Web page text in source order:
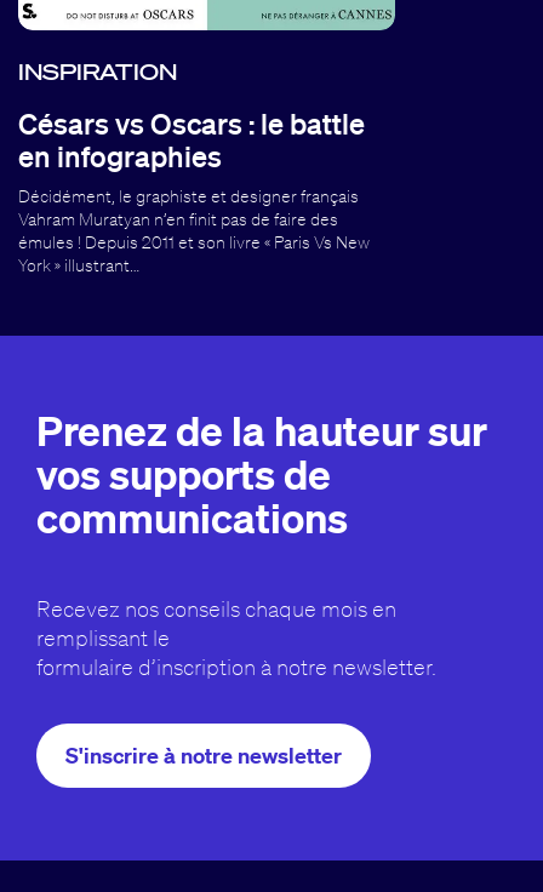
INSPIRATION
Césars vs Oscars : le battle
en infographies
Décidément, le graphiste et designer français
Vahram Muratyan n’en finit pas de faire des
émules ! Depuis 2011 et son livre « Paris Vs New
York » illustrant…
Prenez de la hauteur sur
vos supports de
communications
Recevez nos conseils chaque mois en
remplissant le
formulaire d’inscription à notre newsletter.
S'inscrire à notre newsletter